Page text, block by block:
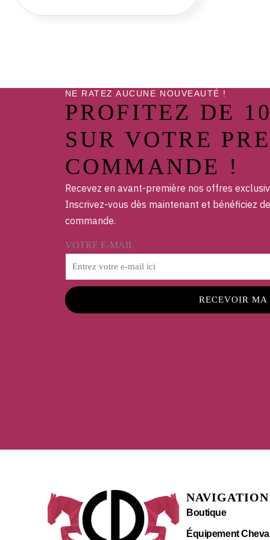
NE RATEZ AUCUNE NOUVEAUTÉ !
PROFITEZ DE
SUR VOTRE
COMMANDE !
Recevez en avant-première nos offres
Inscrivez-vous dès maintenant et bénéficiez
commande.
VOTRE E-MAIL
RECEVOIR
NAVIGATION
Boutique
Équipement Cheval